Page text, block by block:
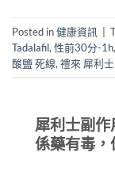
Posted in健康資訊
Tadalafil, 性前30分-1h,
酸鹽 死線, 禮來 犀利
犀利士副
係藥有毒，